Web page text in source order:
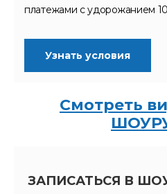
платежами с удорожанием
Узнать условия
Смотреть
ЗАПИСАТЬСЯ В